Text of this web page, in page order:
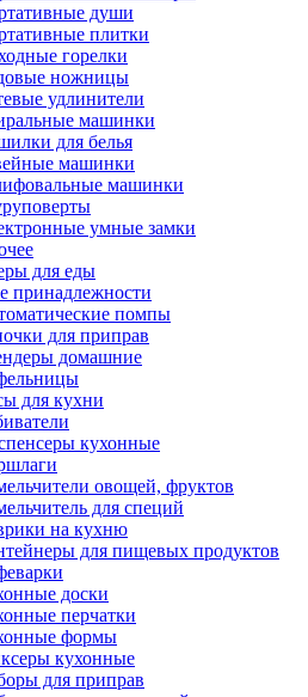
души
плитки
горелки
ножницы
удлинители
машинки
для белья
машинки
машинки
умные замки
для еды
принадлежности
помпы
для приправ
домашние
для кухни
кухонные
овощей, фруктов
для специй
на кухню
для пищевых продуктов
доски
перчатки
формы
кухонные
для приправ